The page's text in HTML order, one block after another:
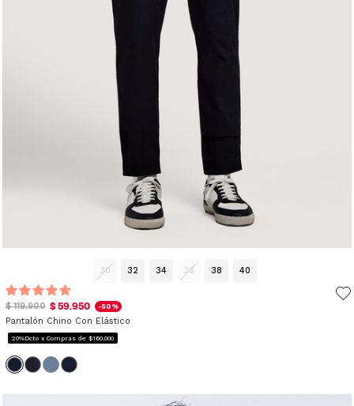
30 32 34 36 38 40
$ 119.900 $ 59.950 -50%
Pantalón Chino Con Elástico
20%Dcto x Compras de $160.000